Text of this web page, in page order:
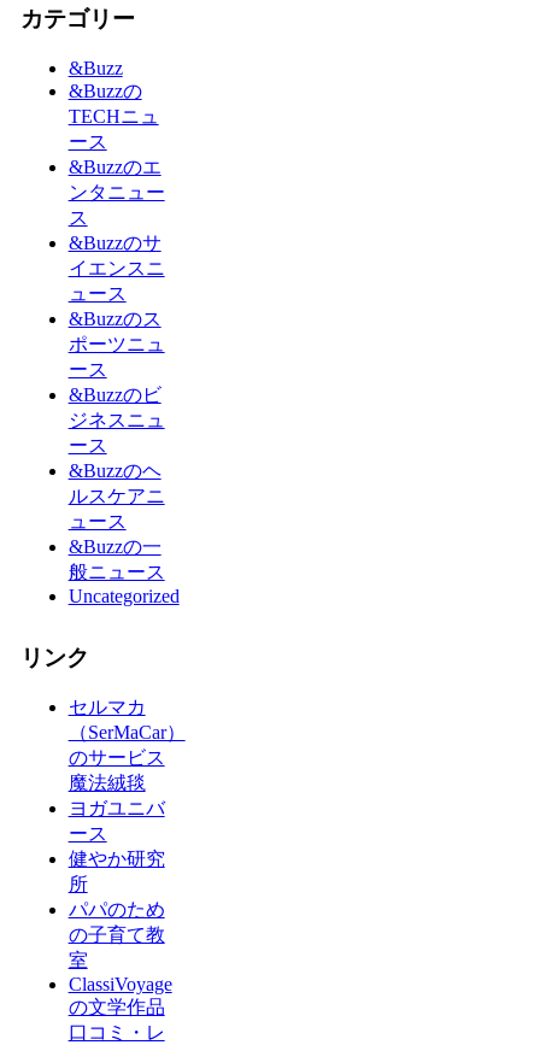
カテゴリー
&Buzz
&Buzzの
TECHニュ
ース
&Buzzのエ
ンタニュー
ス
&Buzzのサ
イエンスニ
ュース
&Buzzのス
ポーツニュ
ース
&Buzzのビ
ジネスニュ
ース
&Buzzのヘ
ルスケアニ
ュース
&Buzzの一
般ニュース
Uncategorized
リンク
セルマカ
（SerMaCar）
のサービス
魔法絨毯
ヨガユニバ
ース
健やか研究
所
パパのため
の子育て教
室
ClassiVoyage
の文学作品
口コミ・レ